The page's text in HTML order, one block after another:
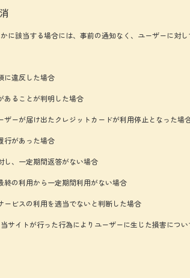
に該当する場合には、事前の通知なく、ユーザーに対
に違反した場合
あることが判明した場合
ザーが届け出たクレジットカードが利用停止となった場
行があった場合
し、一定期間返答がない場合
終の利用から一定期間利用がない場合
ービスの利用を適当でないと判断した場合
サイトが行った行為によりユーザーに生じた損害につい